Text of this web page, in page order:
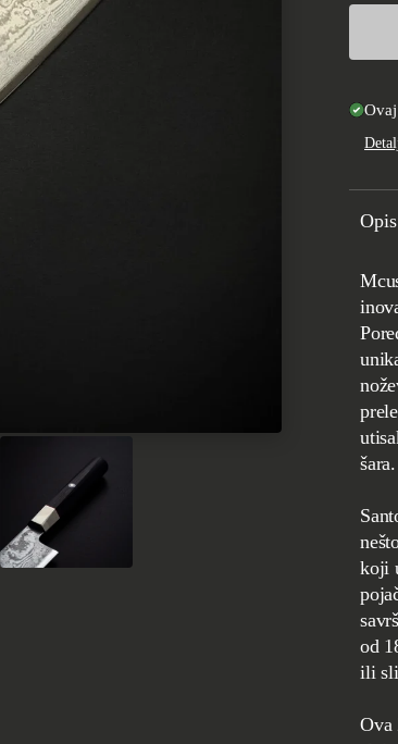
Opis
Mcusta Hybrid Splash serija predstavlja spoj kovačke tradicije Seki grada i
šara.
koji
od
ili
Ova